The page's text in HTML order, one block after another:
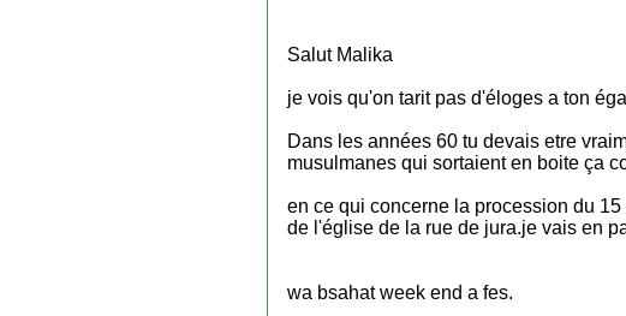
Salut Malika
je vois qu'on tarit pas d'éloges a ton
Dans les années 60 tu devais etre
musulmanes qui sortaient en boite ça
en ce qui concerne la procession du
de l'église de la rue de jura.je vais en
wa bsahat week end a fes.